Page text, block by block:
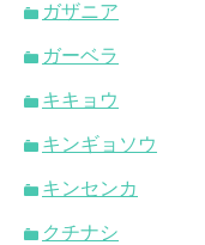
ガザニア
ガーベラ
キキョウ
キンギョソウ
キンセンカ
クチナシ